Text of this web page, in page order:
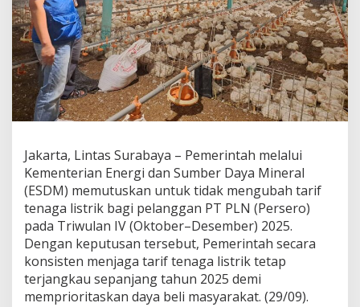
l
a
,
P
e
m
e
r
i
t
a
J
a
g
a
T
a
r
i
Jakarta, Lintas Surabaya – Pemerintah melalui
Kementerian Energi dan Sumber Daya Mineral
(ESDM) memutuskan untuk tidak mengubah tarif
tenaga listrik bagi pelanggan PT PLN (Persero)
pada Triwulan IV (Oktober–Desember) 2025.
Dengan keputusan tersebut, Pemerintah secara
konsisten menjaga tarif tenaga listrik tetap
terjangkau sepanjang tahun 2025 demi
memprioritaskan daya beli masyarakat. (29/09).